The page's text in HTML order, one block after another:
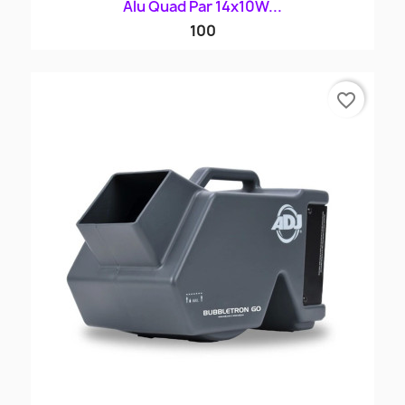
Alu Quad Par 14x10W...
100
favorite_border